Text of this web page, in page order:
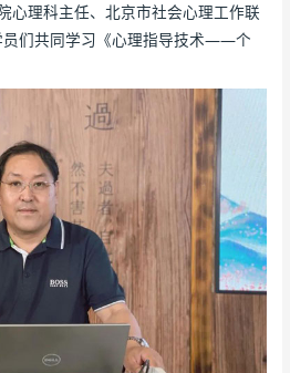
理科主任、北京市社会心理工作联
员们共同学习《心理指导技术——个